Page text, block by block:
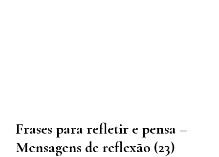
Frases para refletir e pensa –
Mensagens de reflexão (23)